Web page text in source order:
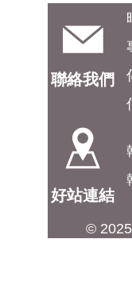
聯絡我們
好站連結
©